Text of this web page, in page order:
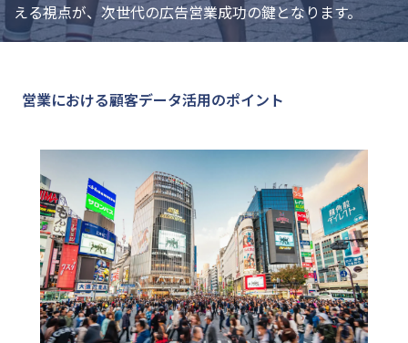
える視点が、次世代の広告営業成功の鍵となります。
営業における顧客データ活用のポイント